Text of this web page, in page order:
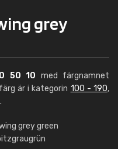
grey
50 10 med färgnamnet
är i kategorin 100 - 190,
grey green